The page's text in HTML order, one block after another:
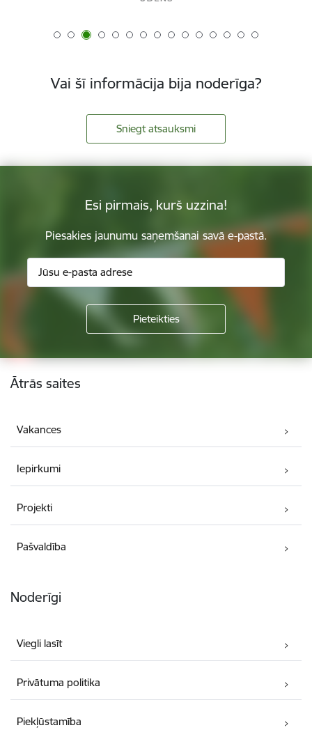
Vai šī informācija bija noderīga?
Sniegt atsauksmi
Esi pirmais, kurš uzzina!
Piesakies jaunumu saņemšanai savā e-pastā.
Kājene
Ātrās saites
Vakances
Iepirkumi
Projekti
Pašvaldība
Noderīgi
Viegli lasīt
Privātuma politika
Piekļūstamība